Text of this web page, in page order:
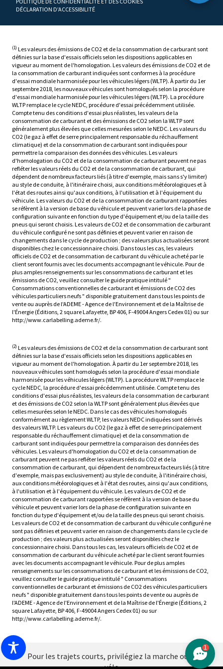
DÉCLARATION D’ACCESSIBILITÉ
(1) Les valeurs des émissions de CO2 et de la consommation de carburant sont
définies sur la base d'essais officiels selon les dispositions applicables en
vigueur au moment de l'homologation. Les valeurs des émissions de CO2 et de
la consommation de carburant indiquées sont conformes à la procédure
d'essai mondiale harmonisée pour les véhicules légers (WLTP). À partir du 1er
septembre 2018, les nouveaux véhicules sont homologués selon la procédure
d'essai mondiale harmonisée pour les véhicules légers (WLTP). La procédure
WLTP remplace le cycle NEDC, procédure d'essai précédemment utilisée.
Compte tenu des conditions d'essai plus réalistes, les valeurs de la
consommation de carburant et des émissions de CO2 selon la WLTP sont
généralement plus élevées que celles mesurées selon le NEDC. Les valeurs du
CO2 (le gaz à effet de serre principalement responsable du réchauffement
climatique) et de la consommation de carburant sont indiquées pour
permettre la comparaison des données des véhicules. Les valeurs
d'homologation du CO2 et de la consommation de carburant peuvent ne pas
refléter les valeurs réels du CO2 et de la consommation de carburant, qui
dépendent de nombreux facteurs liés (à titre d'exemple, mais sans s'y limiter)
au style de conduite, à l'itinéraire choisi, aux conditions météorologiques et à
l'état des routes ainsi qu'aux conditions, à l'utilisation et à l'équipement du
véhicule. Les valeurs du CO2 et de la consommation de carburant rapportées
se réfèrent à la version de base du véhicule et peuvent varier lors de la phase de
configuration suivante en fonction du type d'équipement et/ou de la taille des
pneus qui seront choisis. Les valeurs de CO2 et de consommation de carburant
du véhicule configuré ne sont pas définies et peuvent varier en raison de
changements dans le cycle de production ; des valeurs plus actualisées seront
disponibles chez le concessionnaire choisi. Dans tous les cas, les valeurs
officiels de CO2 et de consommation de carburant du véhicule acheté par le
client seront fournis avec les documents accompagnant le véhicule. Pour de
plus amples renseignements sur les consommations de carburant et les
émissions de CO2, veuillez consulter le guide pratique intitulé "
Consommations conventionnelles de carburant et émissions de CO2 des
véhicules particuliers neufs " disponible gratuitement dans tous les points de
vente ou auprès de l'ADEME - Agence de l'Environnement et de la Maîtrise de
l'Énergie (Éditions, 2 square Lafayette, BP 406, F-49004 Angers Cedex 01) ou sur
http://www.carlabelling.ademe.fr/.
(2) Les valeurs des émissions de CO2 et de la consommation de carburant sont
définies sur la base d'essais officiels selon les dispositions applicables en
vigueur au moment de l'homologation. À partir du 1er septembre 2018, les
nouveaux véhicules sont homologués selon la procédure d'essai mondiale
harmonisée pour les véhicules légers (WLTP). La procédure WLTP remplace le
cycle NEDC, la procédure d'essai précédemment utilisée. Compte tenu des
conditions d'essai plus réalistes, les valeurs de la consommation de carburant
et des émissions de CO2 selon la WLTP sont généralement plus élevées que
celles mesurées selon le NEDC. Dans le cas des véhicules homologués
conformément au règlement WLTP, les valeurs NEDC indiquées sont dérivés
des valeurs WLTP. Les valeurs du CO2 (le gaz à effet de serre principalement
responsable du réchauffement climatique) et de la consommation de
carburant sont indiquées pour permettre la comparaison des données des
véhicules. Les valeurs d'homologation du CO2 et de la consommation de
carburant peuvent ne pas refléter les valeurs réels du CO2 et de la
consommation de carburant, qui dépendent de nombreux facteurs liés (à titre
d'exemple, mais pas exclusivement) au style de conduite, à l'itinéraire choisi,
aux conditions météorologiques et à l'état des routes, ainsi qu'aux conditions,
à l'utilisation et à l'équipement du véhicule. Les valeurs de CO2 et de
consommation de carburant rapportées se réfèrent à la version de base du
véhicule et peuvent varier lors de la phase de configuration suivante en
fonction du type d'équipement et/ou de la taille des pneus qui seront choisis.
Les valeurs de CO2 et de consommation de carburant du véhicule configuré ne
sont pas définies et peuvent varier en raison de changements dans le cycle de
production ; des valeurs plus actualisées seront disponibles chez le
concessionnaire choisi. Dans tous les cas, les valeurs officiels de CO2 et de
consommation de carburant du véhicule acheté par le client seront fournies
avec les documents accompagnant le véhicule. Pour de plus amples
renseignements sur les consommations de carburant et les émissions de CO2,
veuillez consulter le guide pratique intitulé " Consommations
conventionnelles de carburant et émissions de CO2 des véhicules particuliers
neufs " disponible gratuitement dans tous les points de vente ou auprès de
l'ADEME - Agence de l'Environnement et de la Maîtrise de l'Énergie (Éditions, 2
square Lafayette, BP 406, F-49004 Angers Cedex 01) ou sur
http://www.carlabelling.ademe.fr/.
Pour les trajets courts, privilégiez la marche ou le
1